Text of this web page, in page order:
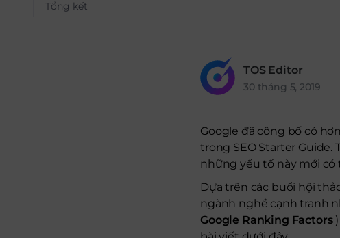
TOS Editor
30 tháng 5, 2019
Tổng kết
Google đã công bố có
trong SEO Starter
những yếu tố này mới
Dựa trên các buổi hội
ngành nghề cạnh tranh
Google Ranking Factors)